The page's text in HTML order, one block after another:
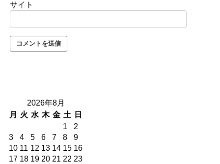
サイト
2026年8月
月
火 水 木 金 土
日
1
2
3
4 5 6 7 8
9
10 11 12 13 14 15 16
17 18 19 20 21 22 23